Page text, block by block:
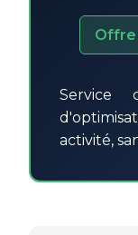
Offre
Service
activité,